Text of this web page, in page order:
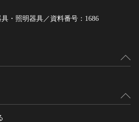
・照明器具／資料番号：1686